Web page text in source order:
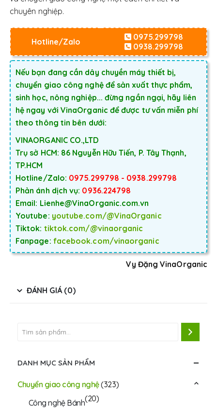
chuyên nghiệp.
Hotline/Zalo
0975.299798
0938.299798
Nếu bạn đang cần dây chuyền máy thiết bị,
chuyển giao công nghệ để sản xuất thực phẩm,
sinh học, nông nghiệp... đừng ngần ngại, hãy liên
hệ ngay với VinaOrganic để được tư vấn miễn phí
theo thông tin bên dưới:
VINAORGANIC CO.,LTD
Trụ sở HCM: 86 Nguyễn Hữu Tiến, P. Tây Thạnh,
TP.HCM
Hotline/Zalo: 0975.299798 - 0938.299798
Phản ánh dịch vụ: 0936.224798
Email: Lienhe@VinaOrganic.com.vn
Youtube: youtube.com/@VinaOrganic
Tiktok: tiktok.com/@vinaorganic
Fanpage: facebook.com/vinaorganic
Vy Đặng VinaOrganic
ĐÁNH GIÁ (0)
DANH MỤC SẢN PHẨM
Chuyển giao công nghệ(323)
Công nghệ Bánh(20)